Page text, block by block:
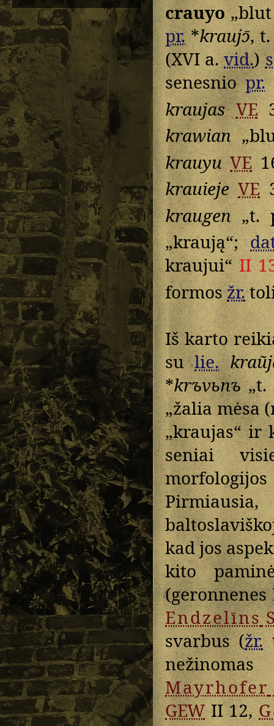
crauyo„blut
pr.*kraujɔ̄,
(XVI a.vid.)
senesniopr.
kraujas VE
krawian
krauyu VE
krauieje VE
kraugen„t.
„kraują“;
kraujui“II
formosžr.
Iš karto
sulie.
*krъvьnъ„t.
„žalia mėsa
„kraujas“ ir
seniai
kad jos
kito
(geronnenes
Endzelīns
svarbus (žr.
Mayrhofer
GEWII 12,